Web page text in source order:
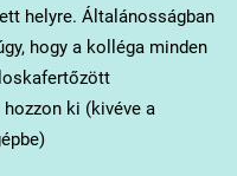
helyre. Általánosságban
hogy a kolléga minden
ki (kivéve a